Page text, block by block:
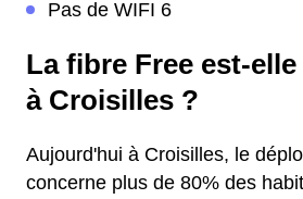
Pas de WIFI 6
La fibre Free est-
à Croisilles ?
Aujourd'hui à Croisilles, le
concerne plus de 80% des